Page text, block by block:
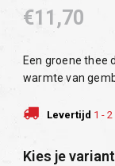
€11,70
Een groene thee
warmte van
Levertijd 1 -
Kies je variant